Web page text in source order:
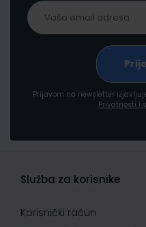
Prijavom na newsletter
Privatnosti i
Služba za korisnike
Korisnički račun